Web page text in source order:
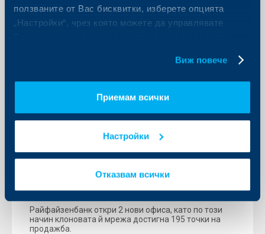
ползваните от Вас бисквитки, изберете опцията
„Настройки“, чрез която можете да управлявате
Виж повече
Приемам всички
Настройки
Отказвам всички
Райфайзенбанк стартира предлагането на гъвкав
едногодишен Депозит+, който дава възможност по
Райфайзенбанк откри 2 нови офиса
в София и Русе
05 февруари 2009
Райфайзенбанк откри 2 нови офиса, като по този
начин клоновата й мрежа достигна 195 точки на
продажба.